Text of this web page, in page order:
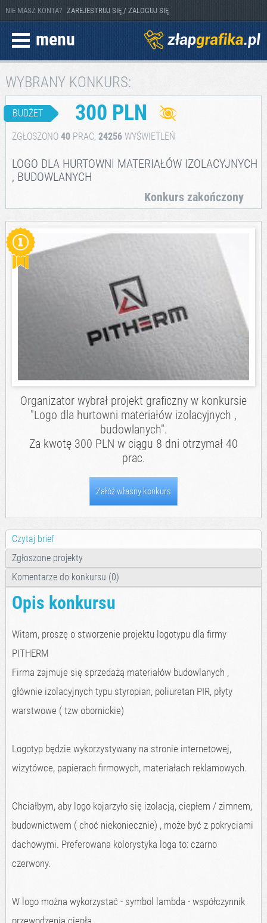
NIE MASZ KONTA? ZAREJESTRUJ SIĘ / ZALOGUJ SIĘ
menu
WYBRANY KONKURS:
BUDŻET 300 PLN
ZGŁOSZONO 40PRAC, 24256WYŚWIETLEŃ
LOGO DLA HURTOWNI MATERIAŁÓW IZOLACYJNYCH
, BUDOWLANYCH
Konkurs zakończony
Organizator wybrał projekt graficzny w konkursie
"Logo dla hurtowni materiałów izolacyjnych ,
budowlanych".
Za kwotę 300 PLN w ciągu 8 dni otrzymał 40
prac.
Załóż własny konkurs
Czytaj brief
Zgłoszone projekty
Komentarze do konkursu (0)
Opis konkursu
Witam, proszę o stworzenie projektu logotypu dla firmy
PITHERM
Firma zajmuje się sprzedażą materiałów budowlanych ,
głównie izolacyjnych typu styropian, poliuretan PIR, płyty
warstwowe ( tzw obornickie)
Logotyp będzie wykorzystywany na stronie internetowej,
wizytówce, papierach firmowych, materiałach reklamowych.
Chciałbym, aby logo kojarzyło się izolacją, ciepłem / zimnem,
budownictwem ( choć niekoniecznie) , może być z pokryciami
dachowymi. Preferowana kolorystyka loga to: czarno
czerwony.
W logo można wykorzystać - symbol lambda - współczynnik